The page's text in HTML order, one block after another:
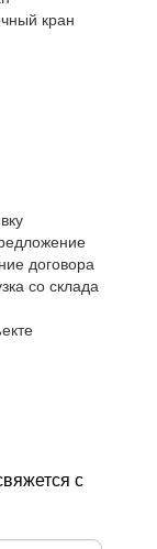
кран
договора
со склада
с